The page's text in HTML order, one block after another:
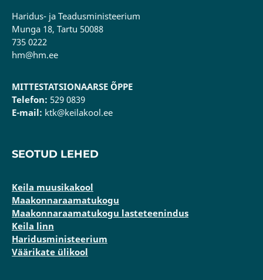
Haridus- ja Teadusministeerium
Munga 18, Tartu 50088
735 0222
hm@hm.ee
MITTESTATSIONAARSE ÕPPE
Telefon: 529 0839
E-mail: ktk@keilakool.ee
SEOTUD LEHED
Keila muusikakool
Maakonnaraamatukogu
Maakonnaraamatukogu lasteteenindus
Keila linn
Haridusministeerium
Väärikate ülikool